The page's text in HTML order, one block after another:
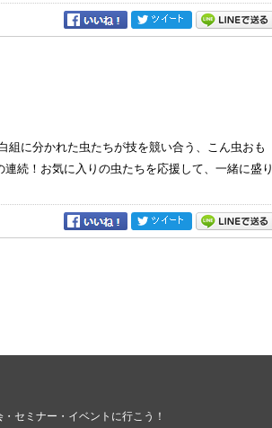
に分かれた虫たちが技を競い合う、こん虫おも
続！お気に入りの虫たちを応援して、一緒に盛り
・セミナー・イベントに行こう！